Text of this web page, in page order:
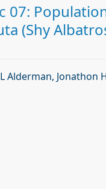
07:
(Shy
Alderman, Jonathon